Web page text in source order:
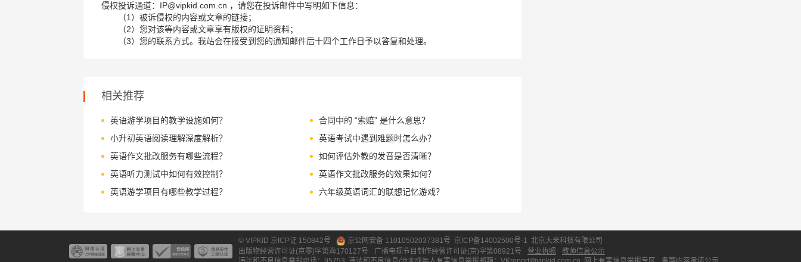
侵权投诉通道：IP@vipkid.com.cn ，请您在投诉邮件中写明如下信息：
（1）被诉侵权的内容或文章的链接；
（2）您对该等内容或文章享有版权的证明资料；
（3）您的联系方式。我站会在接受到您的通知邮件后十四个工作日予以答复和处理。
相关推荐
英语游学项目的教学设施如何？
合同中的 “索赔” 是什么意思？
小升初英语阅读理解深度解析？
英语考试中遇到难题时怎么办？
英语作文批改服务有哪些流程？
如何评估外教的发音是否清晰？
英语听力测试中如何有效控制？
英语作文批改服务的效果如何？
英语游学项目有哪些教学过程？
六年级英语词汇的联想记忆游戏？
© VIPKID 京ICP证 150842号 京公网安备 11010502037381号 京ICP备14002500号-1 北京大米科技有限公司
出版物经营许可证(京零)字第海170127号
广播电视节目制作经营许可证(京)字第08921号 营业执照
教师信息公示